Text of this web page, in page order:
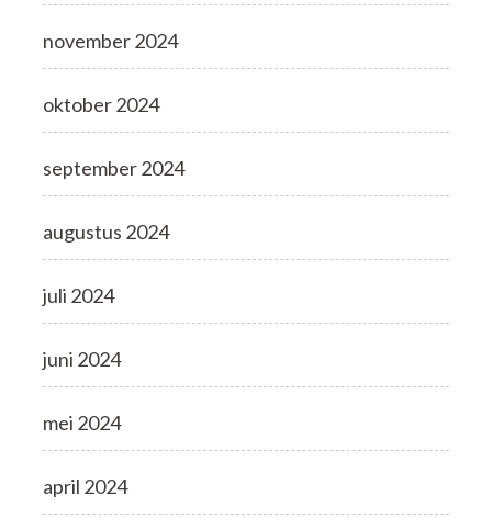
november 2024
oktober 2024
september 2024
augustus 2024
juli 2024
juni 2024
mei 2024
april 2024